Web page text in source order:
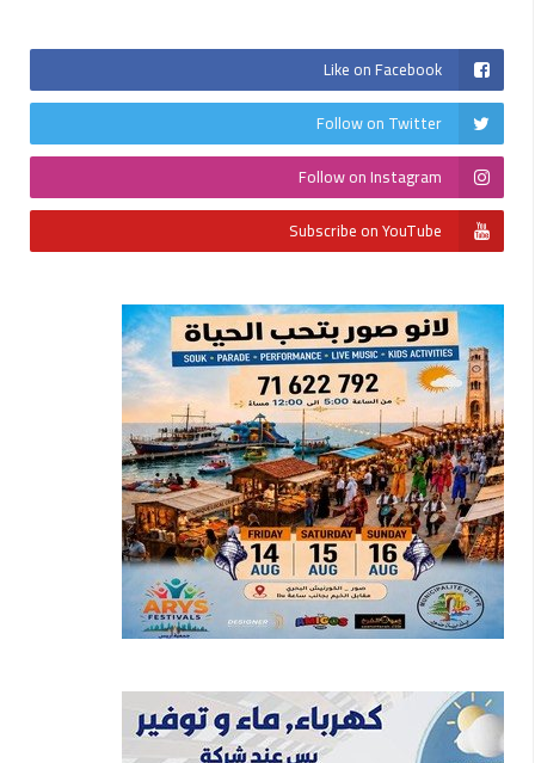
Like on Facebook
Follow on Twitter
Follow on Instagram
Subscribe on YouTube